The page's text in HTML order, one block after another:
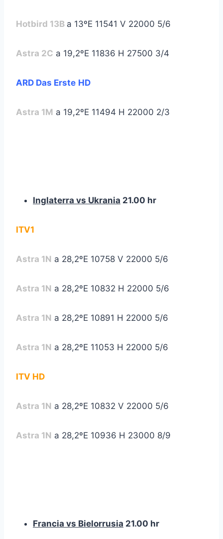
Hotbird 13B a 13ºE 11541 V 22000 5/6
Astra 2C a 19,2ºE 11836 H 27500 3/4
ARD Das Erste HD
Astra 1M a 19,2ºE 11494 H 22000 2/3
Inglaterra vs Ukrania 21.00 hr
ITV1
Astra 1N a 28,2ºE 10758 V 22000 5/6
Astra 1N a 28,2ºE 10832 H 22000 5/6
Astra 1N a 28,2ºE 10891 H 22000 5/6
Astra 1N a 28,2ºE 11053 H 22000 5/6
ITV HD
Astra 1N a 28,2ºE 10832 V 22000 5/6
Astra 1N a 28,2ºE 10936 H 23000 8/9
Francia vs Bielorrusia 21.00 hr